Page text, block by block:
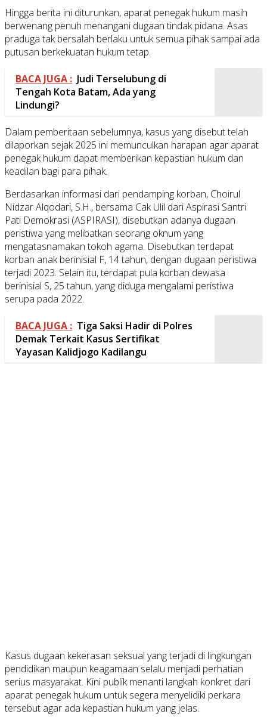
Hingga berita ini diturunkan, aparat penegak hukum masih
berwenang penuh menangani dugaan tindak pidana. Asas
praduga tak bersalah berlaku untuk semua pihak sampai ada
putusan berkekuatan hukum tetap.
BACA JUGA : Judi Terselubung di
Tengah Kota Batam, Ada yang
Lindungi?
Dalam pemberitaan sebelumnya, kasus yang disebut telah
dilaporkan sejak 2025 ini memunculkan harapan agar aparat
penegak hukum dapat memberikan kepastian hukum dan
keadilan bagi para pihak.
Berdasarkan informasi dari pendamping korban, Choirul
Nidzar Alqodari, S.H., bersama Cak Ulil dari Aspirasi Santri
Pati Demokrasi (ASPIRASI), disebutkan adanya dugaan
peristiwa yang melibatkan seorang oknum yang
mengatasnamakan tokoh agama. Disebutkan terdapat
korban anak berinisial F, 14 tahun, dengan dugaan peristiwa
terjadi 2023. Selain itu, terdapat pula korban dewasa
berinisial S, 25 tahun, yang diduga mengalami peristiwa
serupa pada 2022.
BACA JUGA : Tiga Saksi Hadir di Polres
Demak Terkait Kasus Sertifikat
Yayasan Kalidjogo Kadilangu
Kasus dugaan kekerasan seksual yang terjadi di lingkungan
pendidikan maupun keagamaan selalu menjadi perhatian
serius masyarakat. Kini publik menanti langkah konkret dari
aparat penegak hukum untuk segera menyelidiki perkara
tersebut agar ada kepastian hukum yang jelas.